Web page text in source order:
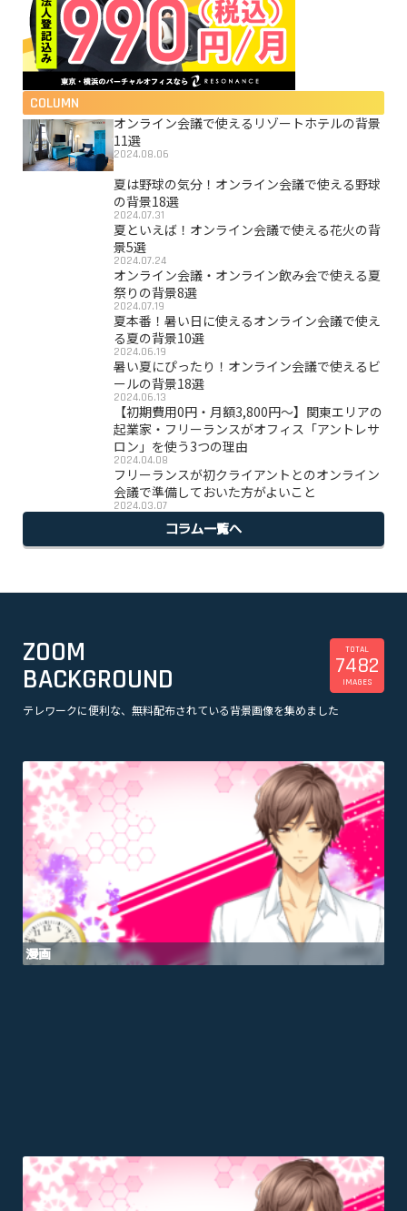
COLUMN
オンライン会議で使えるリゾートホテルの背景
11選
2024.08.06
夏は野球の気分！オンライン会議で使える野球
の背景18選
2024.07.31
夏といえば！オンライン会議で使える花火の背
景5選
2024.07.24
オンライン会議・オンライン飲み会で使える夏
祭りの背景8選
2024.07.19
夏本番！暑い日に使えるオンライン会議で使え
る夏の背景10選
2024.06.19
暑い夏にぴったり！オンライン会議で使えるビ
ールの背景18選
2024.06.13
【初期費用0円・月額3,800円〜】関東エリアの
起業家・フリーランスがオフィス「アントレサ
ロン」を使う3つの理由
2024.04.08
フリーランスが初クライアントとのオンライン
会議で準備しておいた方がよいこと
2024.03.07
コラム一覧へ
ZOOM
BACKGROUND
テレワークに便利な、無料配布されている背景画像を集めました
TOTAL
7482
IMAGES
美容
漫画
スポーツ